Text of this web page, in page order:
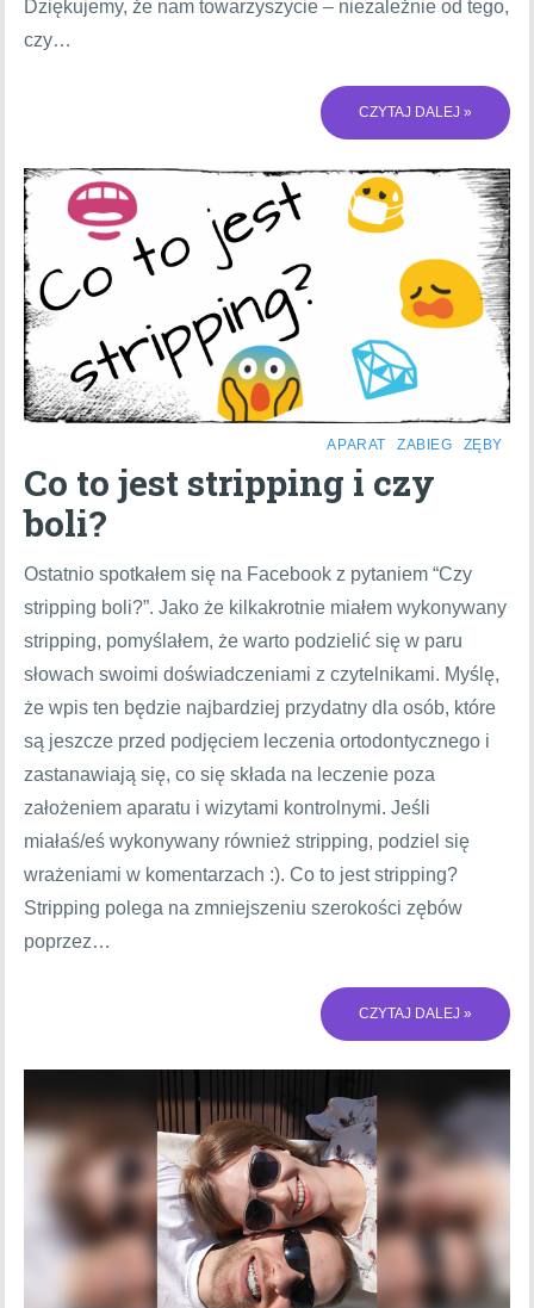
Dziękujemy, że nam towarzyszycie – niezależnie od tego,
czy…
CZYTAJ DALEJ »
APARAT ZABIEG ZĘBY
Co to jest stripping i czy
boli?
Ostatnio spotkałem się na Facebook z pytaniem “Czy
stripping boli?”. Jako że kilkakrotnie miałem wykonywany
stripping, pomyślałem, że warto podzielić się w paru
słowach swoimi doświadczeniami z czytelnikami. Myślę,
że wpis ten będzie najbardziej przydatny dla osób, które
są jeszcze przed podjęciem leczenia ortodontycznego i
zastanawiają się, co się składa na leczenie poza
założeniem aparatu i wizytami kontrolnymi. Jeśli
miałaś/eś wykonywany również stripping, podziel się
wrażeniami w komentarzach :). Co to jest stripping?
Stripping polega na zmniejszeniu szerokości zębów
poprzez…
CZYTAJ DALEJ »